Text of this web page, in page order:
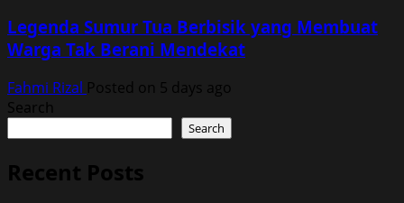
Legenda Sumur Tua Berbisik yang Membuat
Warga Tak Berani Mendekat
Fahmi Rizal Posted on 5 days ago
Search
Search
Recent Posts